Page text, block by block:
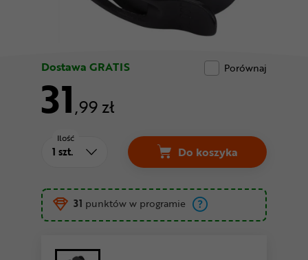
Dostawa GRATIS Porównaj
31,99 zł
Ilość
Do koszyka
Zacisk sztycy
31 punktów w programie